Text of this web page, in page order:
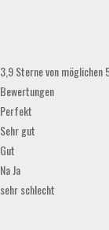
3,9 Sterne von
Bewertungen
Perfekt
Sehr gut
Gut
Na Ja
sehr schlecht